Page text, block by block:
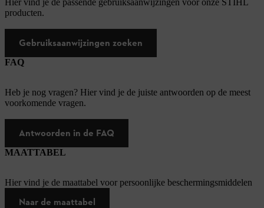
Hier vind je de passende gebruiksaanwijzingen voor onze STIHL
producten.
Gebruiksaanwijzingen zoeken
FAQ
Heb je nog vragen? Hier vind je de juiste antwoorden op de meest
voorkomende vragen.
Antwoorden in de FAQ
MAATTABEL
Hier vind je de maattabel voor persoonlijke beschermingsmiddelen
Naar de maattabel